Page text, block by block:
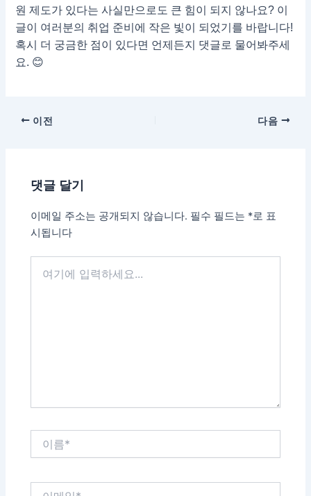
원 제도가 있다는 사실만으로도 큰 힘이 되지 않나요? 이
글이 여러분의 취업 준비에 작은 빛이 되었기를 바랍니다!
혹시 더 궁금한 점이 있다면 언제든지 댓글로 물어봐주세
요. 😊
이전 다음
댓글 달기
이메일 주소는 공개되지 않습니다. 필수 필드는 *로 표
시됩니다